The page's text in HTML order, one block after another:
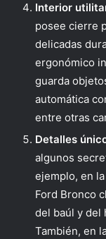
Interior
posee cierre
delicadas
ergonómico
guarda
automática
entre otras
Detalles
algunos
ejemplo, en
Ford Bronco
del baúl y del
También, en